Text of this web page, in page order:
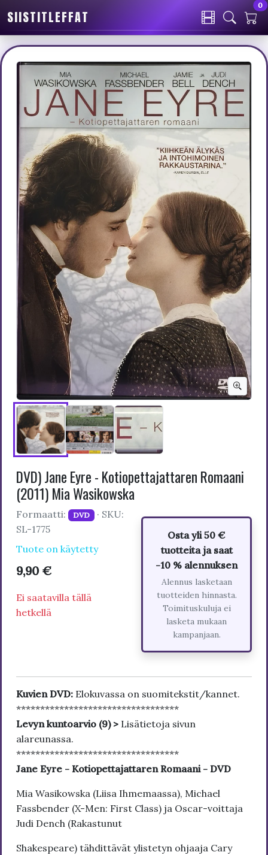
SIISTITLEFFAT
0
DVD) Jane Eyre - Kotiopettajattaren Romaani
(2011) Mia Wasikowska
Formaatti: DVD · SKU:
SL-1775
Tuote on käytetty
9,90 €
Ei saatavilla tällä
hetkellä
Osta yli 50 €
tuotteita ja saat
-10 % alennuksen
Alennus lasketaan
tuotteiden hinnasta.
Toimituskuluja ei
lasketa mukaan
kampanjaan.
Kuvien DVD: Elokuvassa on suomitekstit/kannet.
**********************************
Levyn kuntoarvio (9) > Lisätietoja sivun
alareunassa.
**********************************
Jane Eyre - Kotiopettajattaren Romaani - DVD
Mia Wasikowska (Liisa Ihmemaassa), Michael
Fassbender (X-Men: First Class) ja Oscar-voittaja
Judi Dench (Rakastunut
Shakespeare) tähdittävät ylistetyn ohjaaja Cary